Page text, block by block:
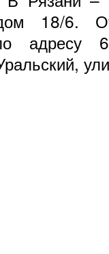
18/6.
адресу